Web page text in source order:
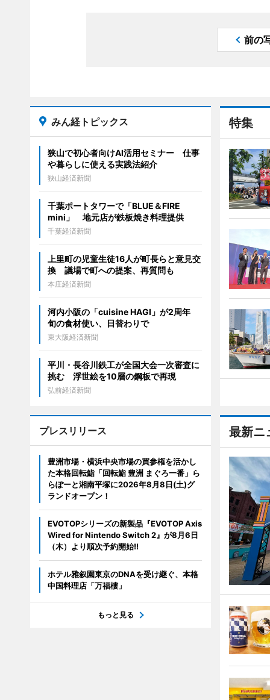
前の
特集
最新ニ
みん経トピックス
狭山で初心者向けAI活用セミナー 仕事
や暮らしに使える実践法紹介
狭山経済新聞
千葉ポートタワーで「BLUE＆FIRE
mini」 地元店が鉄板焼き料理提供
千葉経済新聞
上里町の児童生徒16人が町長らと意見交
換 議場で町への提案、再質問も
本庄経済新聞
河内小阪の「cuisine HAGI」が2周年
旬の食材使い、日替わりで
東大阪経済新聞
平川・長谷川鉄工が全国大会一次審査に
挑む 浮世絵を10層の鋼板で再現
弘前経済新聞
プレスリリース
豊洲市場・横浜中央市場の買参権を活かし
た本格回転鮨「回転鮨 豊洲 まぐろ一番」ら
らぽーと湘南平塚に2026年8月8日(土)グ
ランドオープン！
EVOTOPシリーズの新製品『EVOTOP Axis
Wired for Nintendo Switch 2』が8月6日
（木）より順次予約開始!!
ホテル雅叙園東京のDNAを受け継ぐ、本格
中国料理店「万福樓」
もっと見る